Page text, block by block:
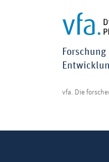
Forschung
vfa. Die